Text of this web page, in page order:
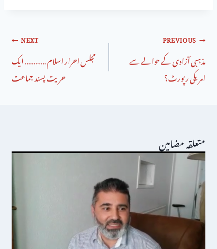
PREVIOUS
مذہبی آزادی کے حوالے سے
امریکی رپورٹ؟
NEXT
مجلس احرار اسلام ………… ایک
حریت پسند جماعت
متعلقہ مضامین